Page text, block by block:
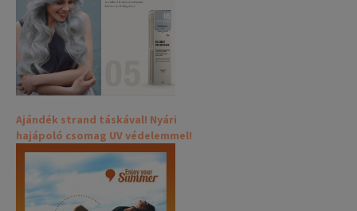
Ajándék strand táskával! Nyári
hajápoló csomag UV védelemmel!